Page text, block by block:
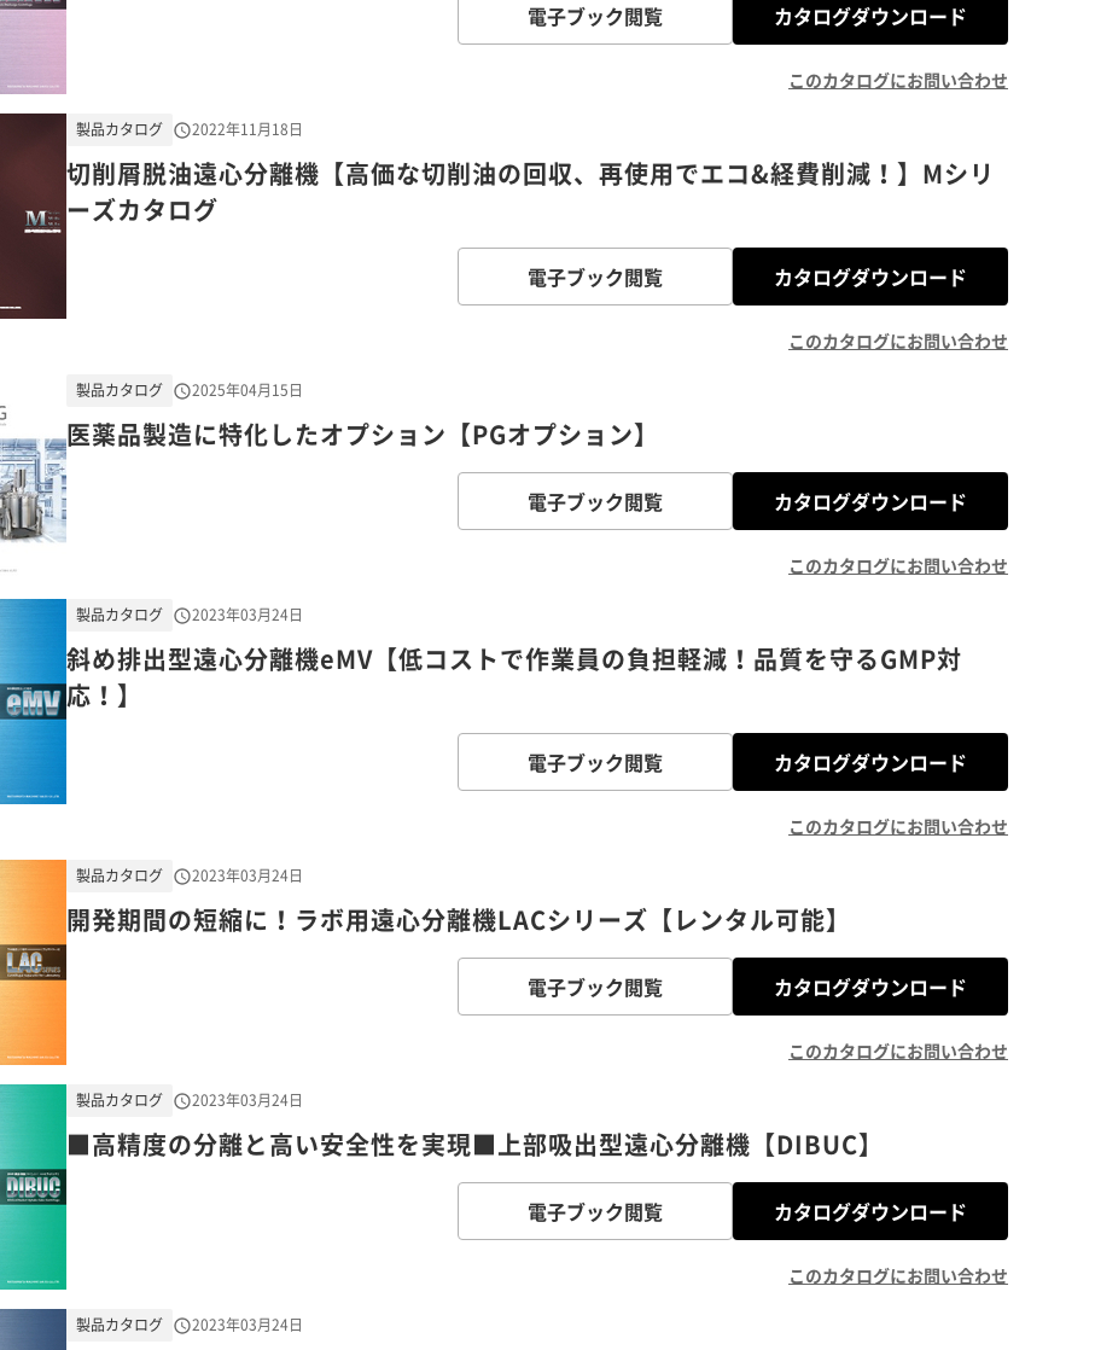
電子ブック閲覧 カタログダウンロード
このカタログにお問い合わせ
切削屑脱油遠心分離機【高価な切削油の回収、再使用でエコ&経費削減！】Mシリ
ーズカタログ
製品カタログ 2022年11月18日
電子ブック閲覧 カタログダウンロード
このカタログにお問い合わせ
医薬品製造に特化したオプション【PGオプション】
製品カタログ 2025年04月15日
電子ブック閲覧 カタログダウンロード
このカタログにお問い合わせ
斜め排出型遠心分離機eMV【低コストで作業員の負担軽減！品質を守るGMP対
応！】
製品カタログ 2023年03月24日
電子ブック閲覧 カタログダウンロード
このカタログにお問い合わせ
開発期間の短縮に！ラボ用遠心分離機LACシリーズ【レンタル可能】
製品カタログ 2023年03月24日
電子ブック閲覧 カタログダウンロード
このカタログにお問い合わせ
■高精度の分離と高い安全性を実現■上部吸出型遠心分離機【DIBUC】
製品カタログ 2023年03月24日
電子ブック閲覧 カタログダウンロード
このカタログにお問い合わせ
製品カタログ 2023年03月24日